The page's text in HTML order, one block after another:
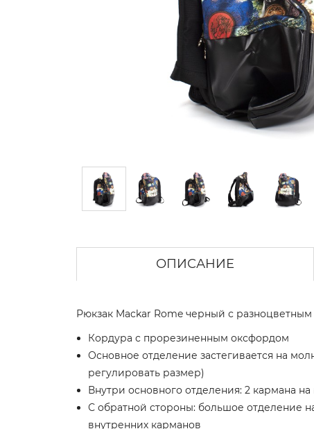
ОПИСАНИЕ
Рюкзак Mackar Rome черный с
Кордура с прорезиненным оксфордом
Основное отделение застегивается на
регулировать размер)
Внутри основного отделения: 2 кармана
С обратной стороны: большое отделение
внутренних карманов